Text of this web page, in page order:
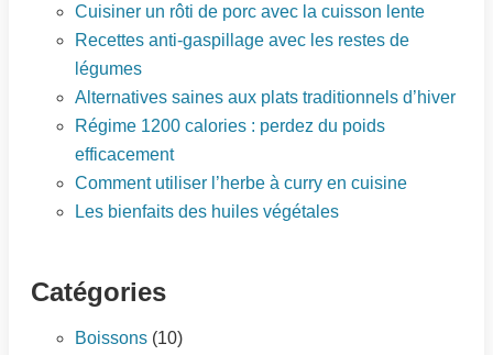
Cuisiner un rôti de porc avec la cuisson lente
Recettes anti-gaspillage avec les restes de
légumes
Alternatives saines aux plats traditionnels d’hiver
Régime 1200 calories : perdez du poids
efficacement
Comment utiliser l’herbe à curry en cuisine
Les bienfaits des huiles végétales
Catégories
Boissons (10)